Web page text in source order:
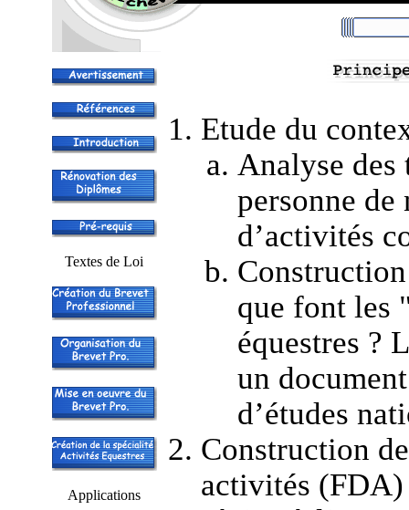
Textes de Loi
Applications
Etude du
Analyse des
personne
d’activités
que font les
équestres ?
un
d’études
Construction
activités